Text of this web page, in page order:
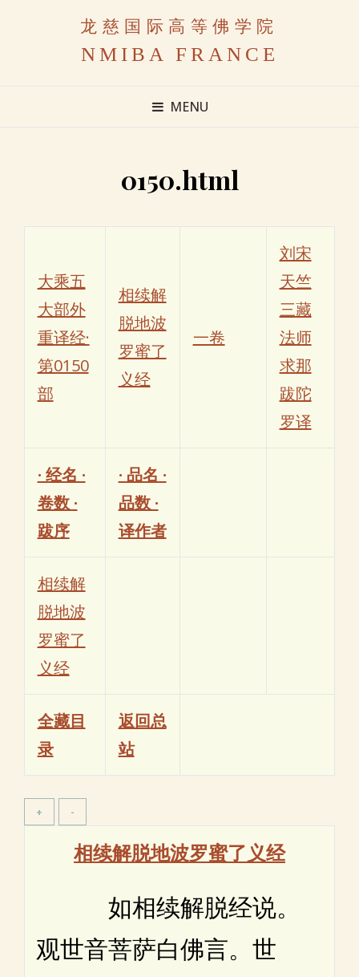
龙慈国际高等佛学院
NMIBA FRANCE
MENU
0150.html
大乘五
大部外
重译经·
第0150
部
相续解
脱地波
罗蜜了
义经
一卷
刘宋
天竺
三藏
法师
求那
跋陀
罗译
· 经名 ·
卷数 ·
跋序
· 品名 ·
品数 ·
译作者
相续解
脱地波
罗蜜了
义经
全藏目
录
返回总
站
相续解脱地波罗蜜了义经
如相续解脱经说。
观世音菩萨白佛言。世